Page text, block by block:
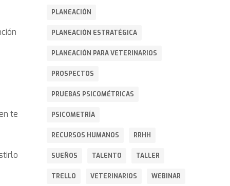
te
PLANEACIÓN
PLANEACIÓN ESTRATÉGICA
PLANEACIÓN PARA VETERINARIOS
PROSPECTOS
PRUEBAS PSICOMÉTRICAS
PSICOMETRÍA
RECURSOS HUMANOS RRHH
SUEÑOS TALENTO TALLER
TRELLO VETERINARIOS WEBINAR